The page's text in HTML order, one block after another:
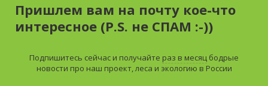
Пришлем вам на почту кое-что
интересное (P.S. не СПАМ :-))
Подпишитесь сейчас и получайте раз в месяц бодрые
новости про наш проект, леса и экологию в России